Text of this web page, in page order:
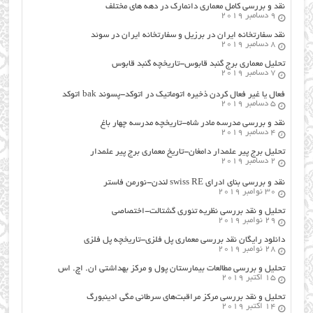
نقد و بررسی کامل معماری دانمارک در دهه های مختلف
9 دسامبر 2019
نقد سفارتخانه ایران در برزیل و سفارتخانه ایران در سوئد
8 دسامبر 2019
تحلیل معماری برج گنبد قابوس-تاریخچه گنبد قابوس
7 دسامبر 2019
فعال یا غیر فعال کردن ذخیره اتوماتیک در اتوکد-پسوند bak اتوکد
5 دسامبر 2019
نقد و بررسی مدرسه مادر شاه-تاریخچه مدرسه چهار باغ
4 دسامبر 2019
تحلیل برج پیر علمدار دامغان-تاریخ معماری برج پیر علمدار
2 دسامبر 2019
نقد و بررسی بنای ادرای swiss RE لندن-نورمن فاستر
30 نوامبر 2019
تحلیل و نقد بررسی نظریه تئوری گشتالت-اختصاصی
29 نوامبر 2019
دانلود رایگان نقد بررسی معماری پل فلزی-تاریخچه پل فلزی
28 نوامبر 2019
تحلیل و بررسی مطالعات بیمارستان پول و مرکز بهداشتی ان. اچ. اس
15 اکتبر 2019
تحلیل و نقد بررسی مرکز مراقبت‌های سرطانی مگی ادینبورگ
14 اکتبر 2019